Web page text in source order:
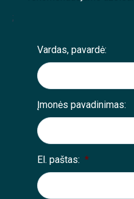
;
Vardas, pavardė:
Įmonės pavadinimas:
El. paštas: *